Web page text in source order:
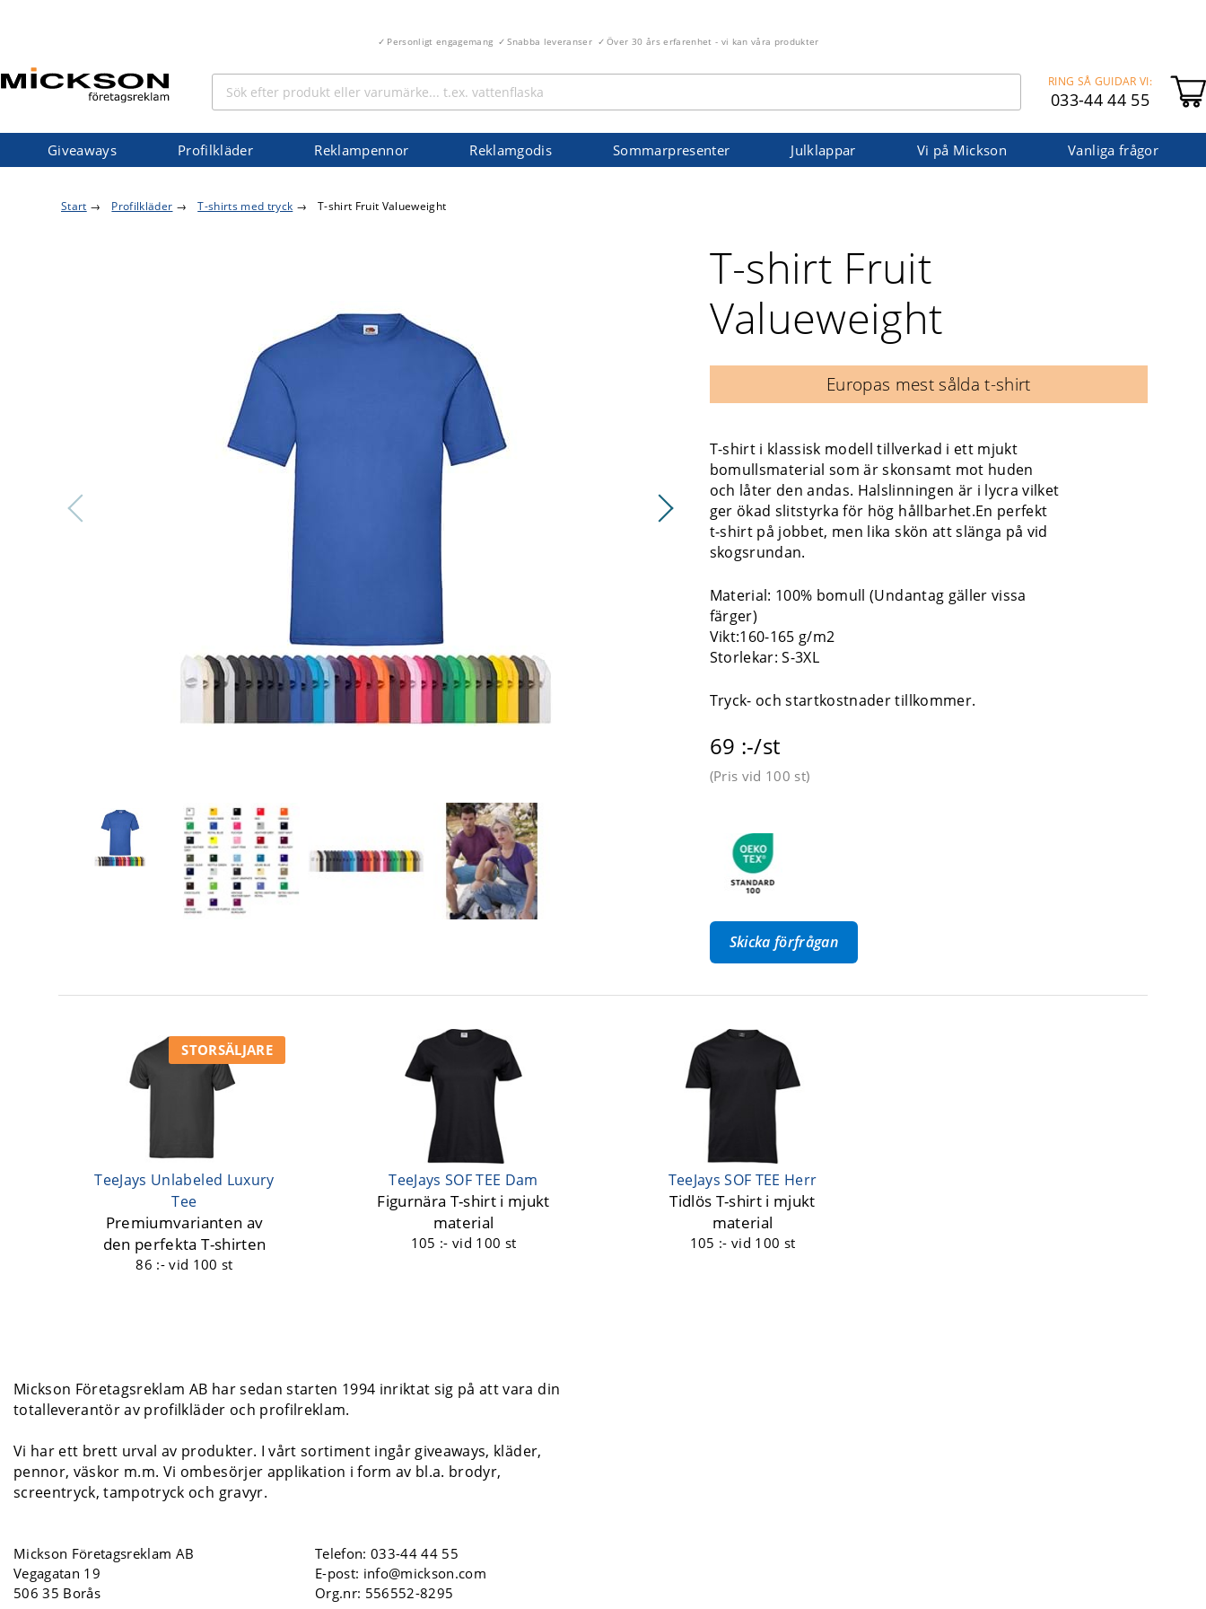
Personligt engagemang Snabba leveranser Över 30 års erfarenhet - vi kan våra produkter
RING SÅ GUIDAR VI:
033-44 44 55
Giveaways Profilkläder Reklampennor Reklamgodis Sommarpresenter Julklappar Vi på Mickson Vanliga frågor
Start → Profilkläder → T-shirts med tryck → T-shirt Fruit Valueweight
T-shirt Fruit
Valueweight
Europas mest sålda t-shirt
T-shirt i klassisk modell tillverkad i ett mjukt
bomullsmaterial som är skonsamt mot huden
och låter den andas. Halslinningen är i lycra vilket
ger ökad slitstyrka för hög hållbarhet.En perfekt
t-shirt på jobbet, men lika skön att slänga på vid
skogsrundan.
Material: 100% bomull (Undantag gäller vissa
färger)
Vikt:160-165 g/m2
Storlekar: S-3XL
Tryck- och startkostnader tillkommer.
69 :-/st
(Pris vid 100 st)
Skicka förfrågan
STORSÄLJARE
TeeJays Unlabeled Luxury
Tee
Premiumvarianten av
den perfekta T-shirten
86 :-vid 100 st
TeeJays SOF TEE Dam
Figurnära T-shirt i mjukt
material
105 :- vid 100 st
TeeJays SOF TEE Herr
Tidlös T-shirt i mjukt
material
105 :- vid 100 st
Mickson Företagsreklam AB har sedan starten 1994 inriktat sig på att vara din
totalleverantör av profilkläder och profilreklam.
Vi har ett brett urval av produkter. I vårt sortiment ingår giveaways, kläder,
pennor, väskor m.m. Vi ombesörjer applikation i form av bl.a. brodyr,
screentryck, tampotryck och gravyr.
Mickson Företagsreklam AB
Vegagatan 19
506 35 Borås
Telefon:033-44 44 55
E-post: info@mickson.com
Org.nr: 556552-8295